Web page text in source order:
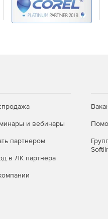
и вебинары
партнером
в ЛК партнера